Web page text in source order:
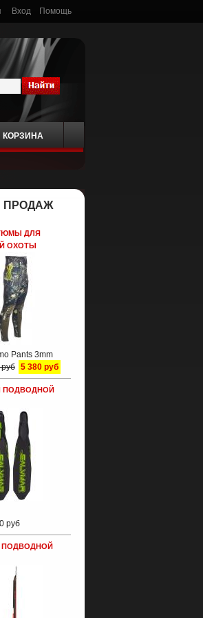
Вход Помощь
КОРЗИНА
ПРОДАЖ
ДЛЯ
ОХОТЫ
Pants 3mm
5 380 руб
ПОДВОДНОЙ
руб
ПОДВОДНОЙ